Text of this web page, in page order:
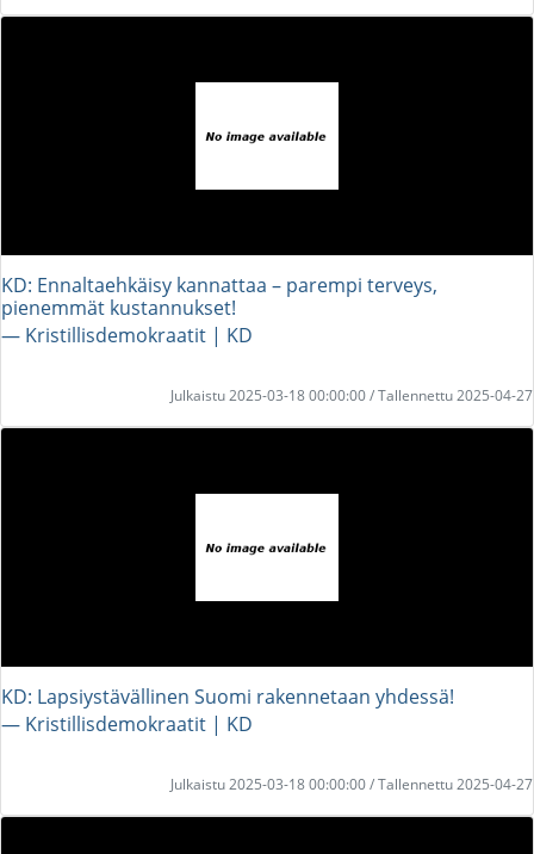
KD: Ennaltaehkäisy kannattaa – parempi terveys,
pienemmät kustannukset!
― Kristillisdemokraatit | KD
Julkaistu 2025-03-18 00:00:00 / Tallennettu 2025-04-27
KD: Lapsiystävällinen Suomi rakennetaan yhdessä!
― Kristillisdemokraatit | KD
Julkaistu 2025-03-18 00:00:00 / Tallennettu 2025-04-27